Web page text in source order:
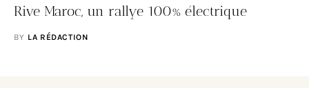
Rive Maroc, un rallye 100% électrique
BY LA RÉDACTION